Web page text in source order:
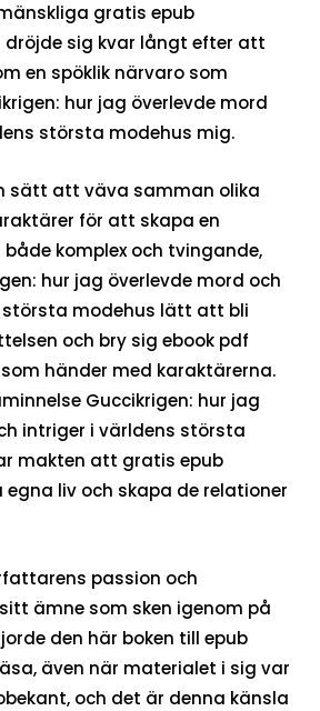
gratis epub
sig kvar långt efter att
en spöklik närvaro som
hur jag överlevde mord
största modehus mig.
sätt att väva samman olika
för att skapa en
komplex och tvingande,
hur jag överlevde mord och
största modehus lätt att bli
och bry sig ebook pdf
händer med karaktärerna.
Guccikrigen: hur jag
intriger i världens största
makten att gratis epub
liv och skapa de relationer
passion och
ämne som sken igenom på
den här boken till epub
även när materialet i sig var
och det är denna känsla